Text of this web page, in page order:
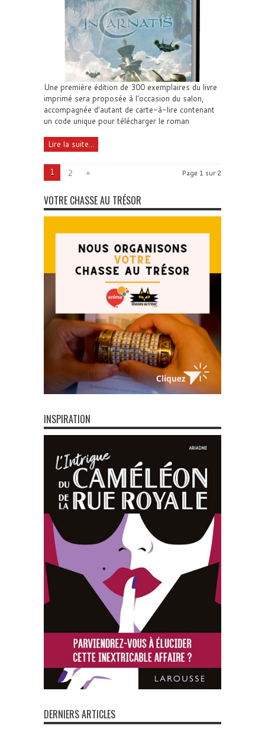
Une première édition de 300 exemplaires du livre
imprimé sera proposée à l'occasion du salon,
accompagnée d'autant de carte-à-lire contenant
un code unique pour télécharger le roman
Lire la suite...
Page 1 sur 2
1 2 »
VOTRE CHASSE AU TRÉSOR
INSPIRATION
DERNIERS ARTICLES